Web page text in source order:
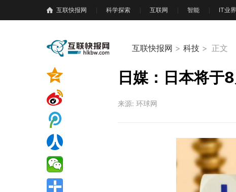
互联快报网 科学探索 互联网 智能 IT业界
互联快报网 > 科技> 正文
日媒：日本将于
来源: 环球网